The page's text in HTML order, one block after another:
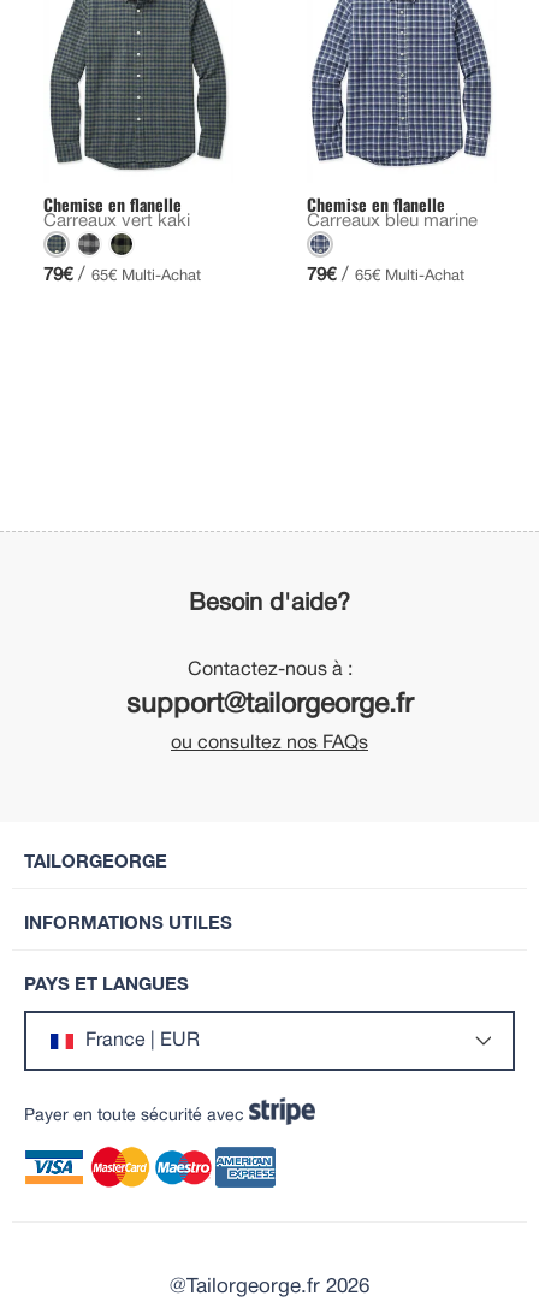
Chemise en flanelle
Carreaux vert kaki
79€ / 65€ Multi-Achat
Chemise en flanelle
Carreaux bleu marine
79€ / 65€ Multi-Achat
Besoin d'aide?
Contactez-nous à :
support@tailorgeorge.fr
ou consultez nos FAQs
TAILORGEORGE
INFORMATIONS UTILES
PAYS ET LANGUES
France | EUR
Payer en toute sécurité avec
@Tailorgeorge.fr 2026